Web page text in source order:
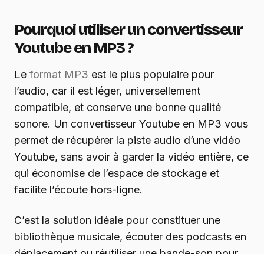
Pourquoi utiliser un convertisseur
Youtube en MP3 ?
Le format MP3 est le plus populaire pour
l’audio, car il est léger, universellement
compatible, et conserve une bonne qualité
sonore. Un convertisseur Youtube en MP3 vous
permet de récupérer la piste audio d’une vidéo
Youtube, sans avoir à garder la vidéo entière, ce
qui économise de l’espace de stockage et
facilite l’écoute hors-ligne.
C’est la solution idéale pour constituer une
bibliothèque musicale, écouter des podcasts en